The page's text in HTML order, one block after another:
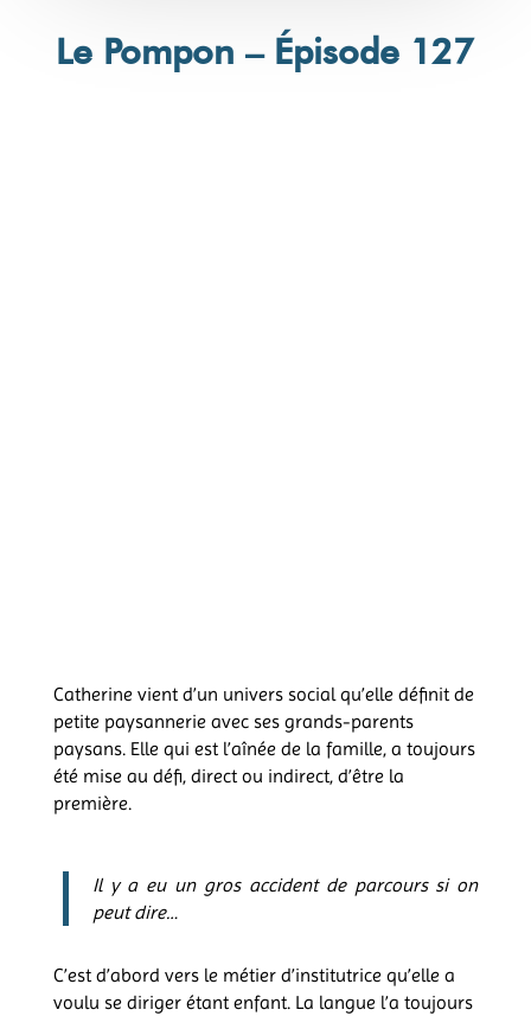
Le Pompon – Épisode 127
Catherine vient d’un univers social qu’elle définit de
petite paysannerie avec ses grands-parents
paysans. Elle qui est l’aînée de la famille, a toujours
été mise au défi, direct ou indirect, d’être la
première.
Il y a eu un gros accident de parcours si on
peut dire…
C’est d’abord vers le métier d’institutrice qu’elle a
voulu se diriger étant enfant. La langue l’a toujours